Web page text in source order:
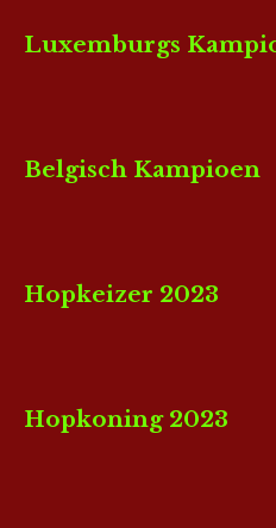
Luxemburgs
Belgisch Kampioen
Hopkeizer 2023
Hopkoning 2023